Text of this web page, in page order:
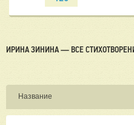
ИРИНА ЗИНИНА — ВСЕ
Название